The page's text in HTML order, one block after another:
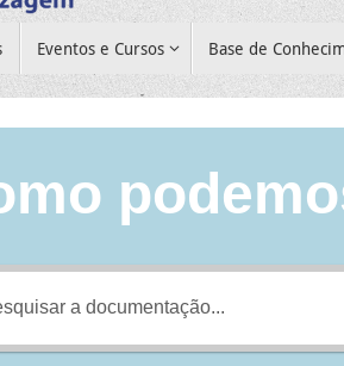
Eventos e Cursos Base de